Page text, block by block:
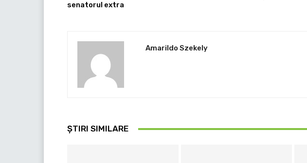
senatorul extra
Amarildo Szekely
ȘTIRI SIMILARE